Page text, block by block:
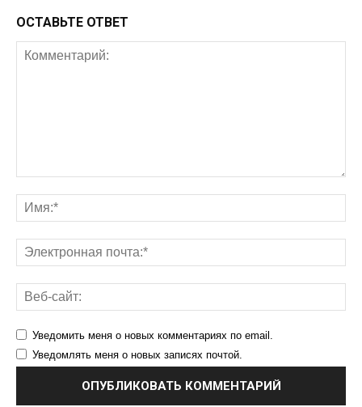
ОСТАВЬТЕ ОТВЕТ
Уведомить меня о новых комментариях по email.
Уведомлять меня о новых записях почтой.